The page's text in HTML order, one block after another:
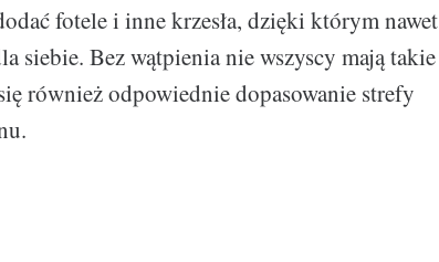
fotele i inne krzesła, dzięki którym nawet
siebie. Bez wątpienia nie wszyscy mają takie
również odpowiednie dopasowanie strefy